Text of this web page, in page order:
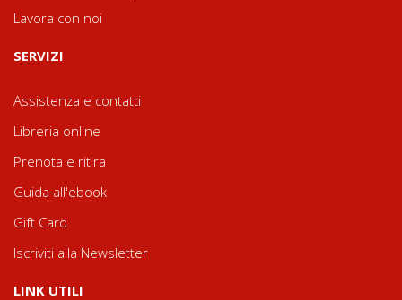
Lavora con noi
SERVIZI
Assistenza e contatti
Libreria online
Prenota e ritira
Guida all'ebook
Gift Card
Iscriviti alla Newsletter
LINK UTILI